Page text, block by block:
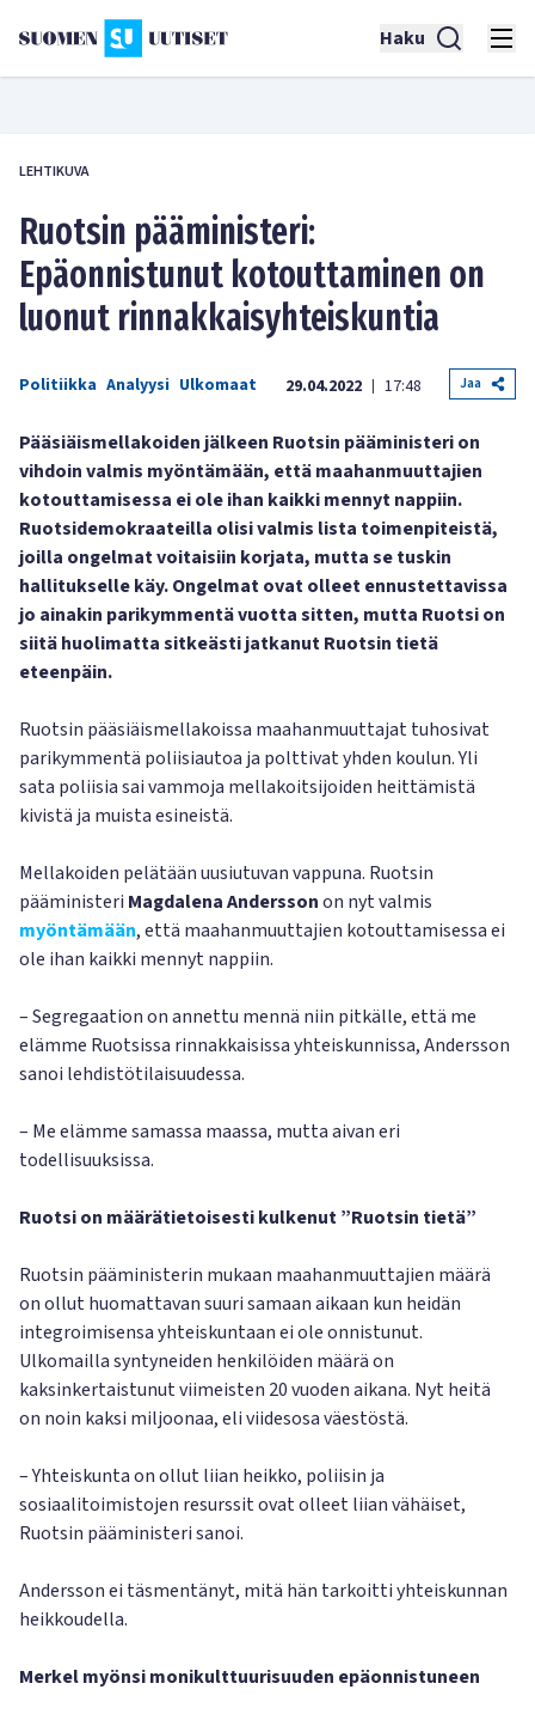
Haku
LEHTIKUVA
Ruotsin pääministeri:
Epäonnistunut kotouttaminen on
luonut rinnakkaisyhteiskuntia
Politiikka Analyysi Ulkomaat 29.04.2022 | 17:48 Jaa
Pääsiäismellakoiden jälkeen Ruotsin pääministeri on
vihdoin valmis myöntämään, että maahanmuuttajien
kotouttamisessa ei ole ihan kaikki mennyt nappiin.
Ruotsidemokraateilla olisi valmis lista toimenpiteistä,
joilla ongelmat voitaisiin korjata, mutta se tuskin
hallitukselle käy. Ongelmat ovat olleet ennustettavissa
jo ainakin parikymmentä vuotta sitten, mutta Ruotsi on
siitä huolimatta sitkeästi jatkanut Ruotsin tietä
eteenpäin.
Ruotsin pääsiäismellakoissa maahanmuuttajat tuhosivat
parikymmentä poliisiautoa ja polttivat yhden koulun. Yli
sata poliisia sai vammoja mellakoitsijoiden heittämistä
kivistä ja muista esineistä.
Mellakoiden pelätään uusiutuvan vappuna. Ruotsin
pääministeri Magdalena Anderssonon nyt valmis
myöntämään, että maahanmuuttajien kotouttamisessa ei
ole ihan kaikki mennyt nappiin.
– Segregaation on annettu mennä niin pitkälle, että me
elämme Ruotsissa rinnakkaisissa yhteiskunnissa, Andersson
sanoi lehdistötilaisuudessa.
– Me elämme samassa maassa, mutta aivan eri
todellisuuksissa.
Ruotsi on määrätietoisesti kulkenut ”Ruotsin tietä”
Ruotsin pääministerin mukaan maahanmuuttajien määrä
on ollut huomattavan suuri samaan aikaan kun heidän
integroimisensa yhteiskuntaan ei ole onnistunut.
Ulkomailla syntyneiden henkilöiden määrä on
kaksinkertaistunut viimeisten 20 vuoden aikana. Nyt heitä
on noin kaksi miljoonaa, eli viidesosa väestöstä.
– Yhteiskunta on ollut liian heikko, poliisin ja
sosiaalitoimistojen resurssit ovat olleet liian vähäiset,
Ruotsin pääministeri sanoi.
Andersson ei täsmentänyt, mitä hän tarkoitti yhteiskunnan
heikkoudella.
Merkel myönsi monikulttuurisuuden epäonnistuneen